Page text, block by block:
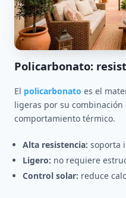
Policarbonato:
El policarbonato es el
ligeras por su
comportamiento térmico.
Alta resistencia: soporta
Ligero: no requiere
Control solar: reduce